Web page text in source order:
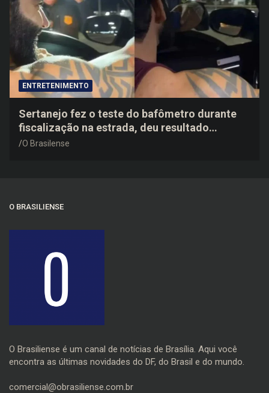
ENTRETENIMENTO
Sertanejo fez o teste do bafômetro durante
fiscalização na estrada, deu resultado
negativo e elogiou o trabalho dos agentes de
O Brasilense
O BRASILIENSE
O Brasiliense é um canal de notícias de Brasília. Aqui você
encontra as últimas novidades do DF, do Brasil e do mundo.
comercial@obrasiliense.com.br